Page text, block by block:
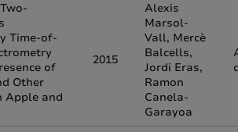
Time-of-
of
Other
Apple and
2015
Alexis
Marsol-
Vall, Mercè
Balcells,
Jordi Eras,
Ramon
Canela-
Garayoa